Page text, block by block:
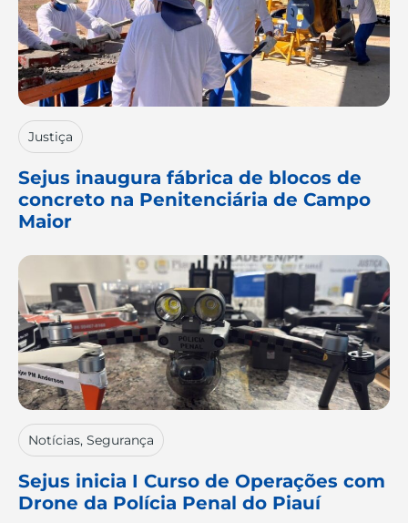
Justiça
Sejus inaugura fábrica de blocos de
concreto na Penitenciária de Campo
Maior
Notícias, Segurança
Sejus inicia I Curso de Operações com
Drone da Polícia Penal do Piauí